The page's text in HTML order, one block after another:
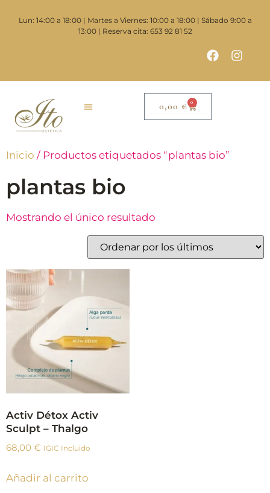
Lun: 14:00 a 18:00 | Martes a Viernes: 10:00 a 18:00 | Sábado 9:00 a
13:00 | Reserva cita: 653 92 81 52
0,00 € 0
Inicio / Productos etiquetados “plantas bio”
plantas bio
Mostrando el único resultado
Activ Détox Activ
Sculpt – Thalgo
68,00 € IGIC Incluido
Añadir al carrito